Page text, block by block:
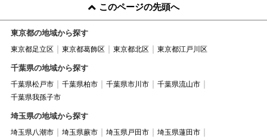
このページの先頭へ
東京都の地域から探す
東京都足立区 東京都葛飾区 東京都北区 東京都江戸川区
千葉県の地域から探す
千葉県松戸市 千葉県柏市 千葉県市川市
千葉県流山市
千葉県我孫子市
埼玉県の地域から探す
埼玉県八潮市 埼玉県蕨市 埼玉県戸田市
埼玉県蓮田市